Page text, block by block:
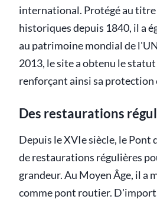
international. Protégé au
historiques depuis 1840, il a
au patrimoine mondial de
2013, le site a obtenu le statut
renforçant ainsi sa protection
Des restaurations
Depuis le XVIe siècle, le Pont
de restaurations régulières
grandeur. Au Moyen Âge, il a
comme pont routier.